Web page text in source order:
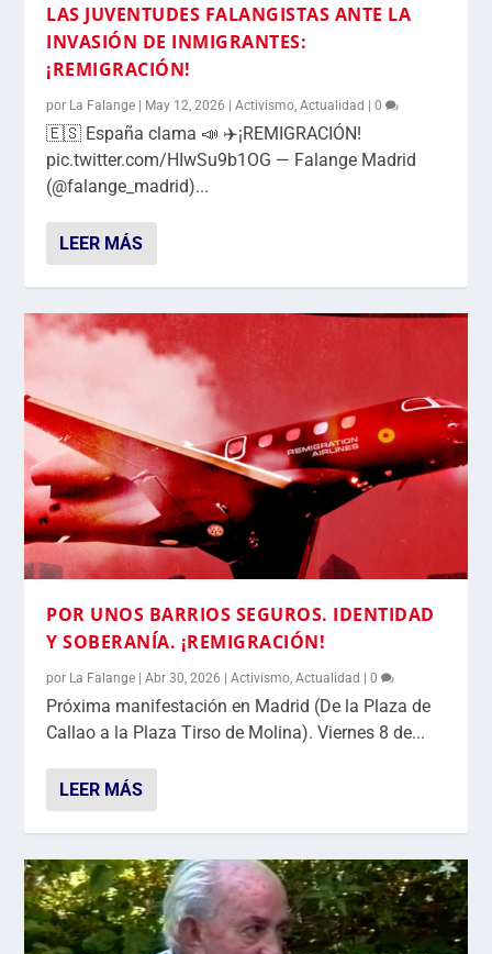
LAS JUVENTUDES FALANGISTAS ANTE LA
INVASIÓN DE INMIGRANTES:
¡REMIGRACIÓN!
por La Falange | May 12, 2026 |Activismo,Actualidad |0
🇪🇸 España clama 📣 ✈️¡REMIGRACIÓN!
pic.twitter.com/HIwSu9b1OG — Falange Madrid
(@falange_madrid)...
LEER MÁS
POR UNOS BARRIOS SEGUROS. IDENTIDAD
Y SOBERANÍA. ¡REMIGRACIÓN!
por La Falange |Abr 30, 2026 |Activismo ,Actualidad |0
Próxima manifestación en Madrid (De la Plaza de
Callao a la Plaza Tirso de Molina). Viernes 8 de...
LEER MÁS